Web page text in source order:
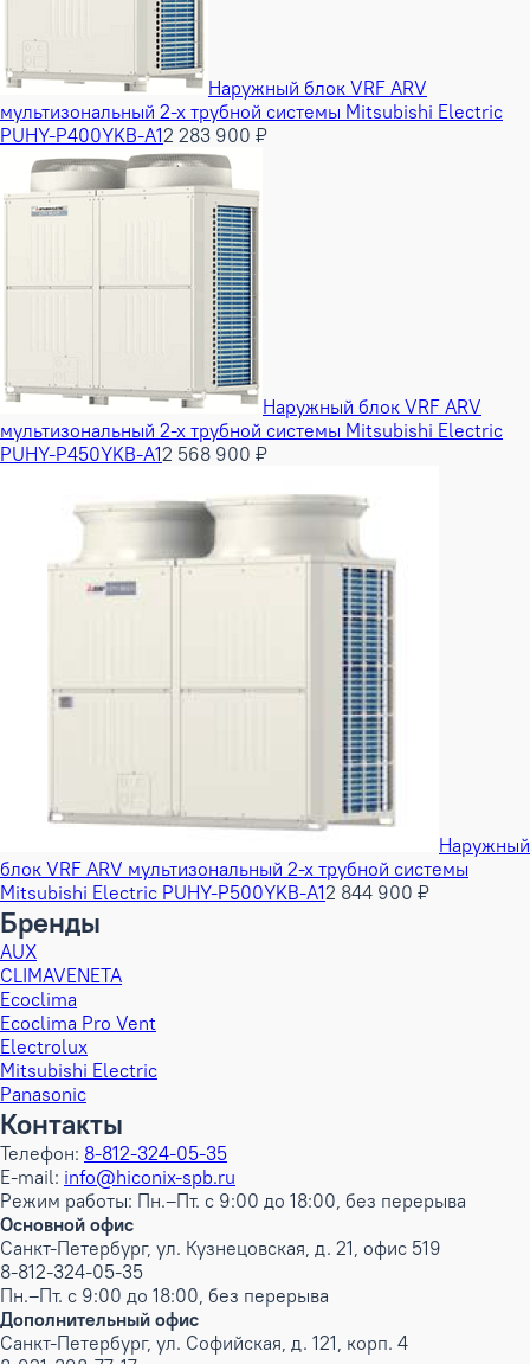
Наружный блок VRF ARV
мультизональный 2-х трубной системы Mitsubishi Electric
PUHY-P400YKB-A12 283 900 ₽
Наружный блок VRF ARV
мультизональный 2-х трубной системы Mitsubishi Electric
PUHY-P450YKB-A12 568 900 ₽
Наружный
блок VRF ARV мультизональный 2-х трубной системы
Mitsubishi Electric PUHY-P500YKB-A12 844 900 ₽
Бренды
AUX
CLIMAVENETA
Ecoclima
Ecoclima Pro Vent
Electrolux
Mitsubishi Electric
Panasonic
Контакты
Телефон: 8-812-324-05-35
E-mail: info@hiconix-spb.ru
Режим работы: Пн.–Пт. с 9:00 до 18:00, без перерыва
Основной офис
Санкт-Петербург, ул. Кузнецовская, д. 21, офис 519
8-812-324-05-35
Пн.–Пт. с 9:00 до 18:00, без перерыва
Дополнительный офис
Санкт-Петербург, ул. Софийская, д. 121, корп. 4